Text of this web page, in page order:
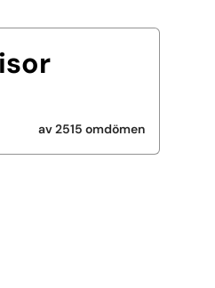
av 2515 omdömen